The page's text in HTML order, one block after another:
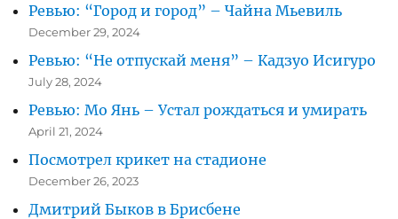
Ревью: “Город и город” – Чайна Мьевиль
December 29, 2024
Ревью: “Не отпускай меня” – Кадзуо Исигуро
July 28, 2024
Ревью: Мо Янь – Устал рождаться и умирать
April 21, 2024
Посмотрел крикет на стадионе
December 26, 2023
Дмитрий Быков в Брисбене